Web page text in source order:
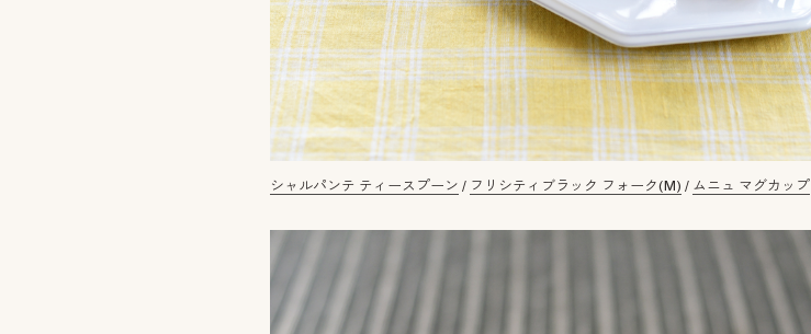
シャルパンテ ティースプーン / フリシティブラック フォーク(M) / ムニュ マグカップ